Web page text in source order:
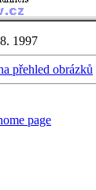
1997
přehled obrázků
page